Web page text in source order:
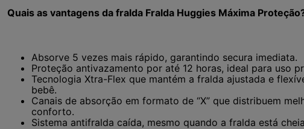
Quais as vantagens da fralda Fralda Huggies Máxima
Absorve 5 vezes mais rápido, garantindo secura imediata.
Proteção antivazamento por até 12 horas, ideal para uso
Tecnologia Xtra-Flex que mantém a fralda ajustada e
bebê.
Canais de absorção em formato de “X” que distribuem
conforto.
Sistema antifralda caída, mesmo quando a fralda está